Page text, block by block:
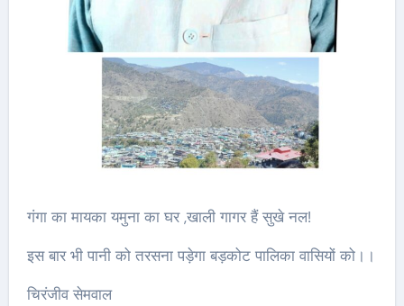
गंगा का मायका यमुना का घर ,खाली गागर हैं सुखे नल!
इस बार भी पानी को तरसना पड़ेगा बड़कोट पालिका वासियों को।।
चिरंजीव सेमवाल